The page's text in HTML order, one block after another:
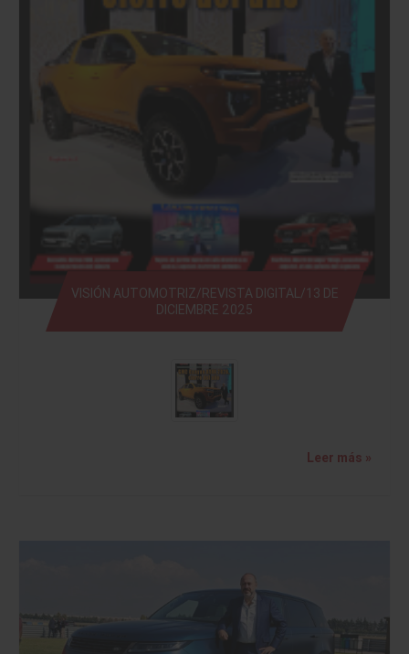
VISIÓN AUTOMOTRIZ/REVISTA DIGITAL/13 DE
DICIEMBRE 2025
Leer más »